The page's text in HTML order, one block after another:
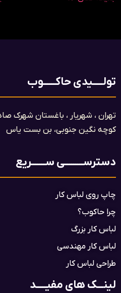
تولـــــیدی حاکــــــوب
تهران ، شهریار ، باغستان شهرک
کوچه نگین جنوبی، بن بست یاس​
دسترســـــــــی ســـــــریع
چاپ روی لباس کار
چرا حاکوب؟
لباس کار بزرگ
لباس کار مهندسی
طراحی لباس کار
لینـــک های مفیـــــد